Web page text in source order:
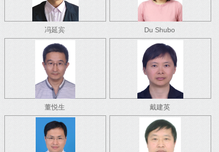
冯延宾 Du Shubo
董悦生 戴建英